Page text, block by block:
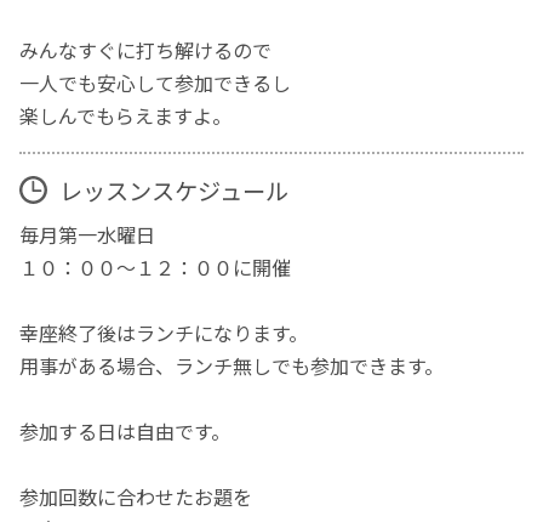
みんなすぐに打ち解けるので
一人でも安心して参加できるし
楽しんでもらえますよ。
レッスンスケジュール
毎月第一水曜日
１０：００～１２：００に開催
幸座終了後はランチになります。
用事がある場合、ランチ無しでも参加できます。
参加する日は自由です。
参加回数に合わせたお題を